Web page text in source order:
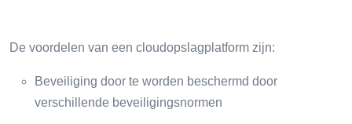
De voordelen van een cloudopslagplatform zijn:
Beveiliging door te worden beschermd door
verschillende beveiligingsnormen